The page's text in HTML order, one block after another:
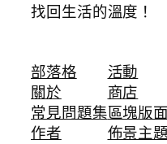
找回生活的溫度！
部落格
關於
常見問題集
作者
活動
商店
區塊版
佈景主題